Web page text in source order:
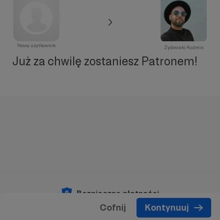
Cofnij Kontynuuj
Nowy użytkownik Żydowski Koźmin
Już za chwilę zostaniesz Patronem!
Bezpieczne płatności